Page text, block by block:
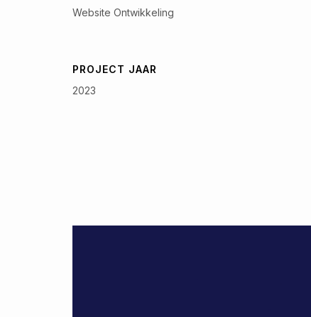
Website Ontwikkeling
PROJECT JAAR
2023